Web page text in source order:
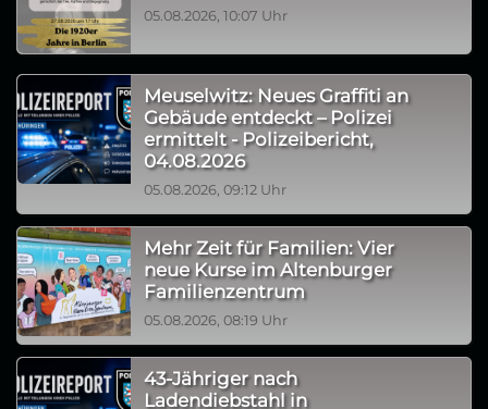
05.08.2026, 10:07 Uhr
Meuselwitz: Neues Graffiti an
Gebäude entdeckt – Polizei
ermittelt - Polizeibericht,
04.08.2026
05.08.2026, 09:12 Uhr
Mehr Zeit für Familien: Vier
neue Kurse im Altenburger
Familienzentrum
05.08.2026, 08:19 Uhr
43-Jähriger nach
Ladendiebstahl in